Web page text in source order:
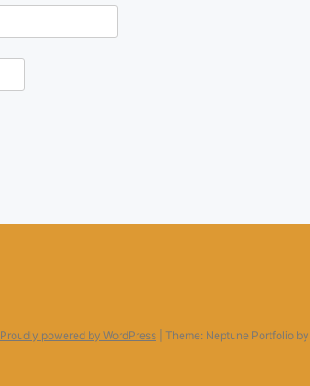
Proudly powered by WordPress Theme: Neptune Portfolio by